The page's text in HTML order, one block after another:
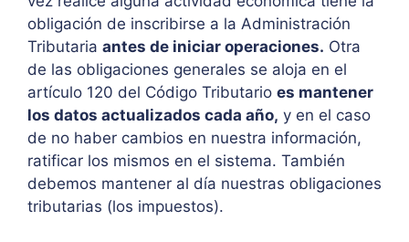
obligación de inscribirse a la Administración
Tributaria antes de iniciar operaciones. Otra
de las obligaciones generales se aloja en el
artículo 120 del Código Tributario es mantener
los datos actualizados cada año, y en el caso
de no haber cambios en nuestra información,
ratificar los mismos en el sistema. También
debemos mantener al día nuestras obligaciones
tributarias (los impuestos).